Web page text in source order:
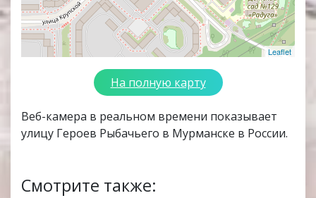
Leaflet
На полную карту
Веб-камера в реальном времени показывает
улицу Героев Рыбачьего в Мурманске в России.
Смотрите также: